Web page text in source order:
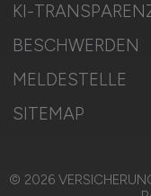
KI-
BESCHWERDEN
MELDESTELLE
SITEMAP
© 2026